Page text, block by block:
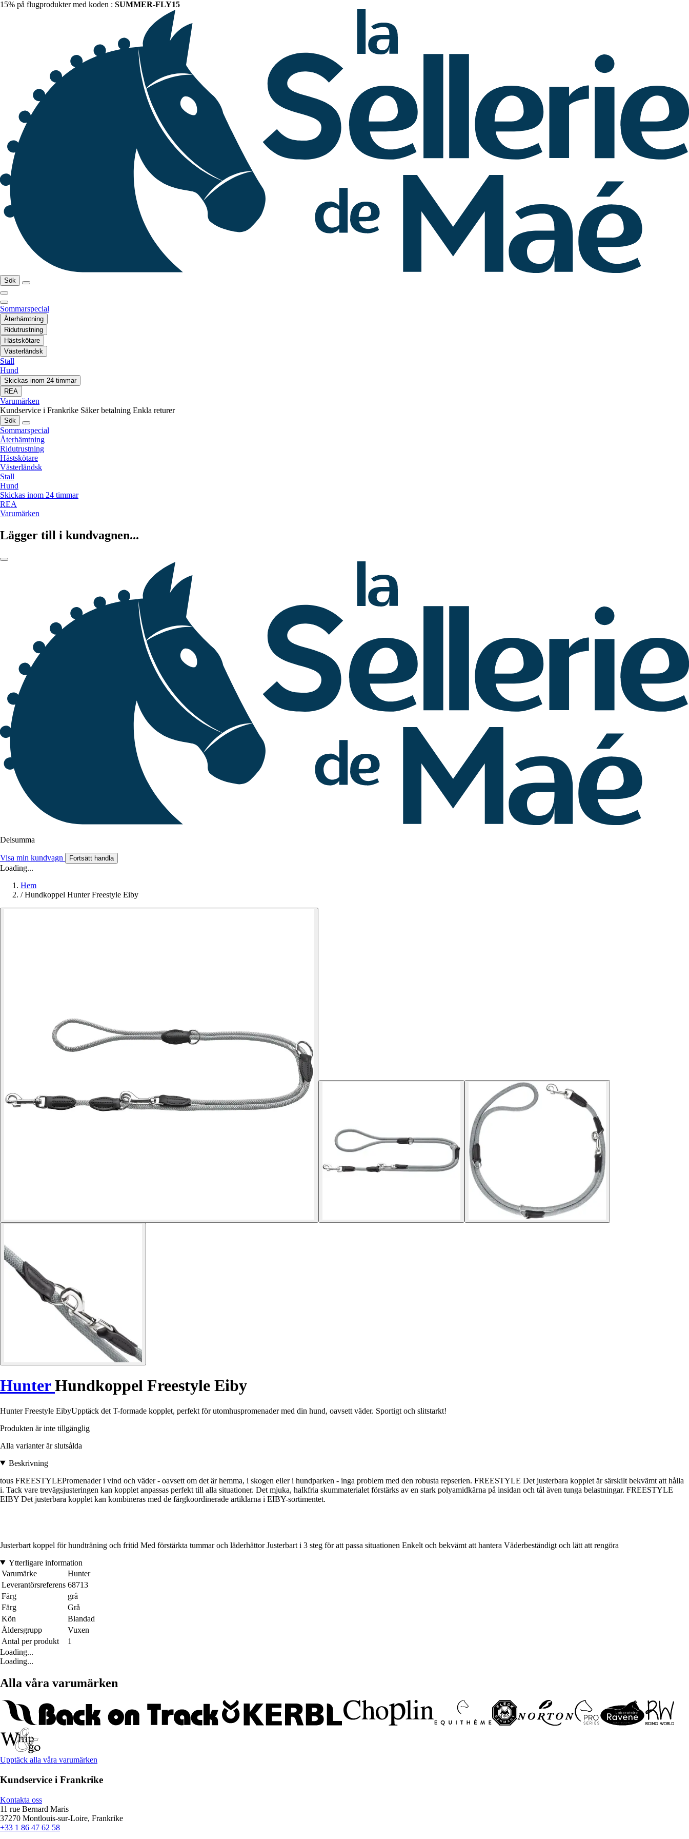
15% på flugprodukter med koden : SUMMER-FLY15
Sök
Sommarspecial
Återhämtning
Ridutrustning
Hästskötare
Västerländsk
Stall
Hund
Skickas inom 24 timmar
REA
Varumärken
Kundservice i Frankrike Säker betalning Enkla returer
Sök
Sommarspecial
Återhämtning
Ridutrustning
Hästskötare
Västerländsk
Stall
Hund
Skickas inom 24 timmar
REA
Varumärken
Lägger till i kundvagnen...
Delsumma
Visa min kundvagn Fortsätt handla
Loading...
Hem
/ Hundkoppel Hunter Freestyle Eiby
HunterHundkoppel Freestyle Eiby
Hunter Freestyle EibyUpptäck det T-formade kopplet, perfekt för utomhuspromenader med din hund, oavsett väder. Sportigt och slitstarkt!
Produkten är inte tillgänglig
Alla varianter är slutsålda
Beskrivning
tous FREESTYLEPromenader i vind och väder - oavsett om det är hemma, i skogen eller i hundparken - inga problem med den robusta repserien. FREESTYLE Det justerbara kopplet är särskilt bekvämt att hålla
i. Tack vare trevägsjusteringen kan kopplet anpassas perfekt till alla situationer. Det mjuka, halkfria skummaterialet förstärks av en stark polyamidkärna på insidan och tål även tunga belastningar. FREESTYLE
EIBY Det justerbara kopplet kan kombineras med de färgkoordinerade artiklarna i EIBY-sortimentet.
Justerbart koppel för hundträning och fritid Med förstärkta tummar och läderhättor Justerbart i 3 steg för att passa situationen Enkelt och bekvämt att hantera Väderbeständigt och lätt att rengöra
Ytterligare information
Varumärke
Hunter
Leverantörsreferens 68713
Färg
grå
Färg
Grå
Kön
Blandad
Åldersgrupp
Vuxen
Antal per produkt
1
Loading...
Loading...
Alla våra varumärken
Upptäck alla våra varumärken
Kundservice i Frankrike
Kontakta oss
11 rue Bernard Maris
37270 Montlouis-sur-Loire, Frankrike
+33 1 86 47 62 58